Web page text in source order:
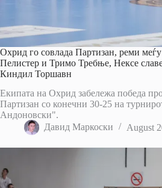
Охрид го совлада Партизан, реми
Пелистер и Тримо Требње, Нексе
Киндил Торшавн
Екипата на Охрид забележа победа
Партизан со конечни 30-25 на
Андоновски".
Давид Маркоски
August